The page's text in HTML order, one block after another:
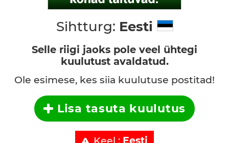
Sihtturg: Eesti
Selle riigi jaoks pole veel ühtegi
kuulutust avaldatud.
Ole esimese, kes siia kuulutuse postitad!
Lisa tasuta kuulutus